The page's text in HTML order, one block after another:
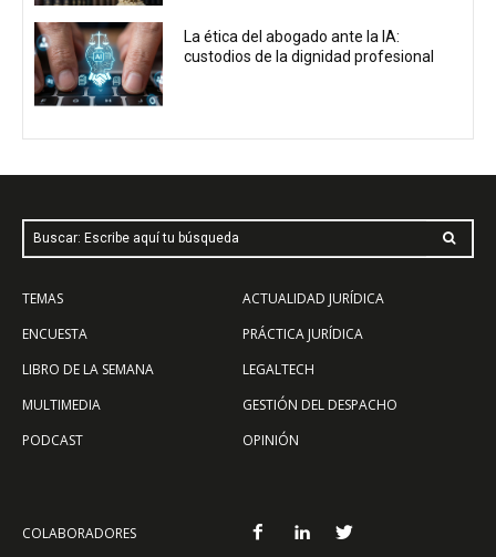
La ética del abogado ante la IA:
custodios de la dignidad profesional
Buscar: Escribe aquí tu búsqueda
TEMAS
ENCUESTA
LIBRO DE LA SEMANA
MULTIMEDIA
PODCAST
ACTUALIDAD JURÍDICA
PRÁCTICA JURÍDICA
LEGALTECH
GESTIÓN DEL DESPACHO
OPINIÓN
COLABORADORES